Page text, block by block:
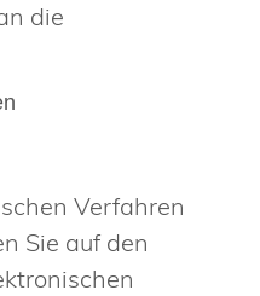
die
Verfahren
Sie auf den